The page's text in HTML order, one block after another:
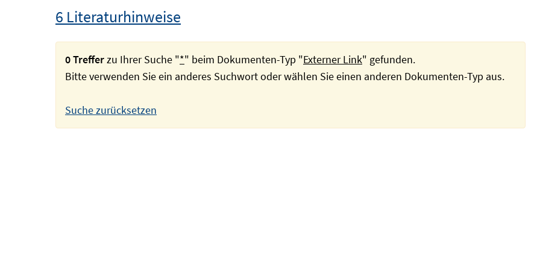
6 Literaturhinweise
0 Trefferzu Ihrer Suche "*" beim Dokumenten-Typ "Externer Link" gefunden.
Bitte verwenden Sie ein anderes Suchwort oder wählen Sie einen anderen Dokumenten-Typ aus.
Suche zurücksetzen